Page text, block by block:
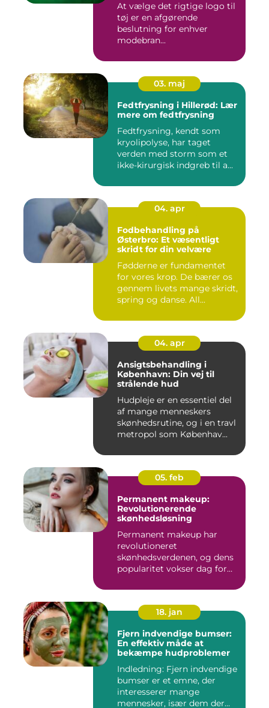
At vælge det rigtige logo til
tøj er en afgørende
beslutning for enhver
modebran...
03. maj
Fedtfrysning i Hillerød: Lær
mere om fedtfrysning
Fedtfrysning, kendt som
kryolipolyse, har taget
verden med storm som et
ikke-kirurgisk indgreb til a...
04. apr
Fodbehandling på
Østerbro: Et væsentligt
skridt for din velvære
Fødderne er fundamentet
for vores krop. De bærer os
gennem livets mange skridt,
spring og danse. All...
04. apr
Ansigtsbehandling i
København: Din vej til
strålende hud
Hudpleje er en essentiel del
af mange menneskers
skønhedsrutine, og i en travl
metropol som Københav...
05. feb
Permanent makeup:
Revolutionerende
skønhedsløsning
Permanent makeup har
revolutioneret
skønhedsverdenen, og dens
popularitet vokser dag for
18. jan
Fjern indvendige bumser:
En effektiv måde at
bekæmpe hudproblemer
Indledning: Fjern indvendige
bumser er et emne, der
interesserer mange
mennesker, især dem der